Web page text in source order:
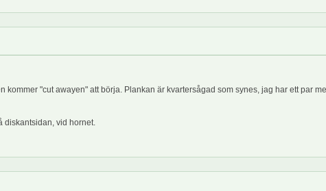
"cut awayen" att börja. Plankan är kvartersågad som synes, jag har ett par
diskantsidan, vid hornet.